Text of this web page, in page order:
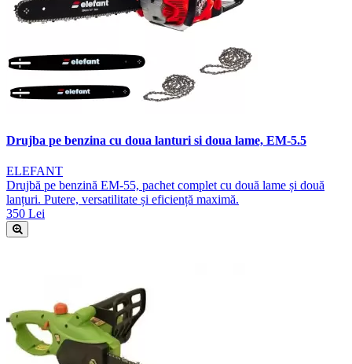
Drujba pe benzina cu doua lanturi si doua lame, EM-5.5
ELEFANT
Drujbă pe benzină EM-55, pachet complet cu două lame și două
lanțuri. Putere, versatilitate și eficiență maximă.
350 Lei